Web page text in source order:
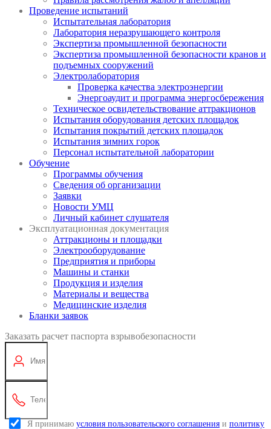
Проведение испытаний
Испытательная лаборатория
Лаборатория неразрушающего контроля
Экспертиза промышленной безопасности
Экспертиза промышленной безопасности кранов и
подъемных сооружений
Электролаборатория
Проверка качества электроэнергии
Энергоаудит и программа энергосбережения
Техническое освидетельствование аттракционов
Испытания оборудования детских площадок
Испытания покрытий детских площадок
Испытания зимних горок
Персонал испытательной лаборатории
Обучение
Программы обучения
Сведения об организации
Заявки
Новости УМЦ
Личный кабинет слушателя
Эксплуатационная документация
Аттракционы и площадки
Электрооборудование
Предприятия и приборы
Машины и станки
Продукция и изделия
Материалы и вещества
Медицинские изделия
Бланки заявок
Заказать расчет паспорта взрывобезопасности
Я принимаю условия пользовательского соглашения и политику